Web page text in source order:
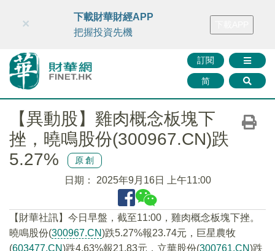
財華智庫網 FINTV FINMETA 財華證券 媒體矩陣
訂閱
简
×
下載財華財經APP
把握投資先機
【異動股】雞肉概念板塊下
挫，曉鳴股份(300967.CN)跌
5.27%
原創
日期： 2025年9月16日 上午11:00
【財華社訊】今日早盤，截至11:00，雞肉概念板塊下挫。
曉鳴股份(300967.CN)跌5.27%報23.74元，巨星農牧
(603477.CN)跌4.63%報21.83元，立華股份(300761.CN)跌